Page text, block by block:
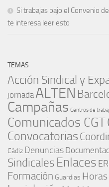
Si trabajas bajo el Convenio
te interesa leer esto
TEMAS
Acción Sindical y
jornada ALTEN
Campañas Centros de
Comunicados CGT
Convocatorias
Cádiz Denuncias
Sindicales Enlaces
Formación Guardias